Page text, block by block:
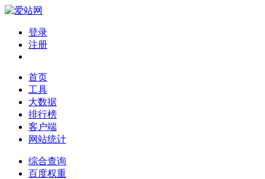
登录
注册
首页
工具
大数据
排行榜
客户端
网站统计
综合查询
百度权重